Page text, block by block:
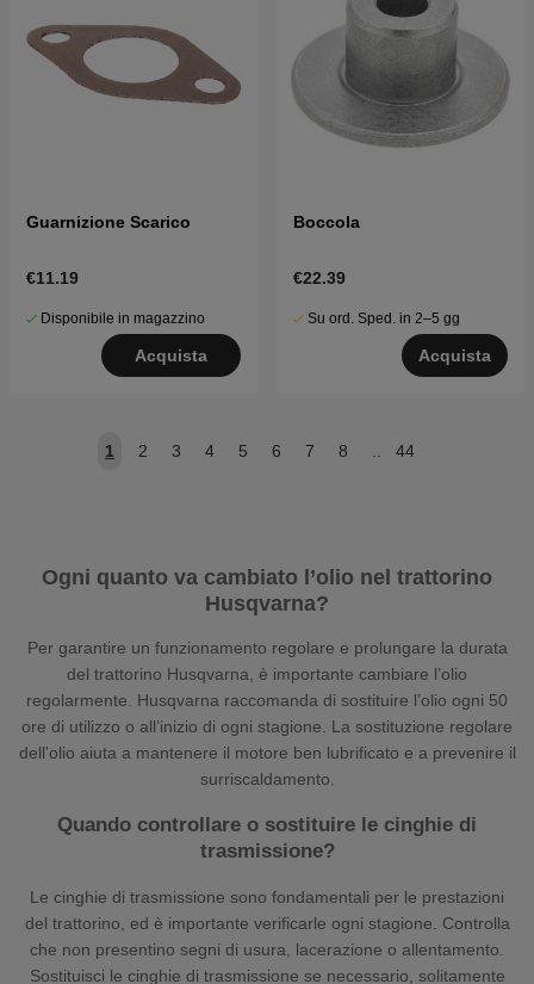
Guarnizione Scarico
€11.19
Disponibile in magazzino
Acquista
Boccola
€22.39
Su ord. Sped. in 2–5 gg
Acquista
1 2 3 4 5 6 7 8 44
Ogni quanto va cambiato l’olio nel trattorino
Husqvarna?
Per garantire un funzionamento regolare e prolungare la durata
del trattorino Husqvarna, è importante cambiare l’olio
regolarmente. Husqvarna raccomanda di sostituire l’olio ogni 50
ore di utilizzo o all’inizio di ogni stagione. La sostituzione regolare
dell'olio aiuta a mantenere il motore ben lubrificato e a prevenire il
surriscaldamento.
Quando controllare o sostituire le cinghie di
trasmissione?
Le cinghie di trasmissione sono fondamentali per le prestazioni
del trattorino, ed è importante verificarle ogni stagione. Controlla
che non presentino segni di usura, lacerazione o allentamento.
Sostituisci le cinghie di trasmissione se necessario, solitamente